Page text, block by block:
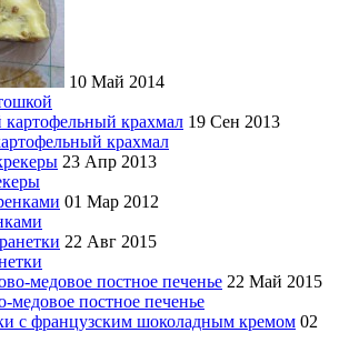
10 Май 2014
19 Сен 2013
крахмал
23 Апр 2013
01 Мар 2012
22 Авг 2015
22 Май 2015
медовое постное печенье
02